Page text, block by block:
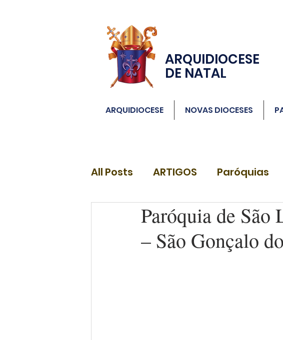
ARQUIDIOCESE
DE NATAL
ARQUIDIOCESE NOVAS DIOCESES
All Posts ARTIGOS Paróquias
DIÁCONOSParóquia de São
– São Gonçalo